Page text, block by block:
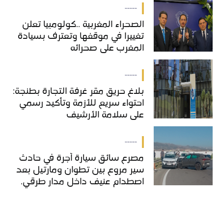
-----
الصحراء المغربية ..كولومبيا تعلن
تغييرا في موقفها وتعترف بسيادة
المغرب على صحرائه
-----
بلاغ حريق مقر غرفة التجارة بطنجة:
احتواء سريع للأزمة وتأكيد رسمي
على سلامة الأرشيف
-----
مصرع سائق سيارة أجرة في حادث
سير مروع بين تطوان ومارتيل بعد
اصطدام عنيف داخل مدار طرقي.